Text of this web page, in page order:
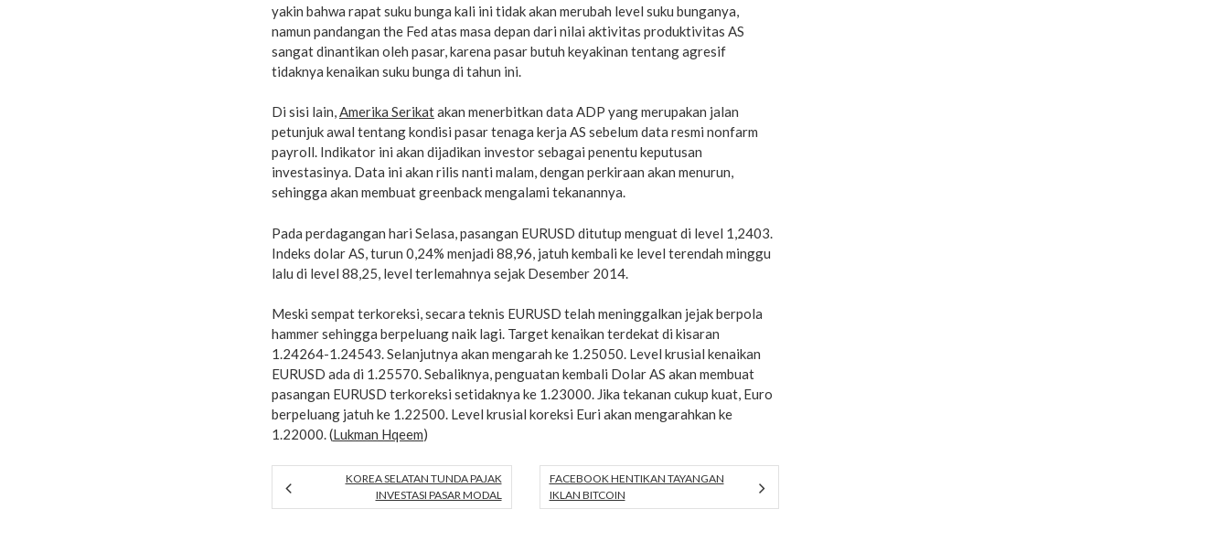
yakin bahwa rapat suku bunga kali ini tidak akan merubah level suku bunganya,
namun pandangan the Fed atas masa depan dari nilai aktivitas produktivitas AS
sangat dinantikan oleh pasar, karena pasar butuh keyakinan tentang agresif
tidaknya kenaikan suku bunga di tahun ini.
Di sisi lain,Amerika Serikatakan menerbitkan data ADP yang merupakan jalan
petunjuk awal tentang kondisi pasar tenaga kerja AS sebelum data resmi nonfarm
payroll. Indikator ini akan dijadikan investor sebagai penentu keputusan
investasinya. Data ini akan rilis nanti malam, dengan perkiraan akan menurun,
sehingga akan membuat greenback mengalami tekanannya.
Pada perdagangan hari Selasa, pasangan EURUSD ditutup menguat di level 1,2403.
Indeks dolar AS, turun 0,24% menjadi 88,96, jatuh kembali ke level terendah minggu
lalu di level 88,25, level terlemahnya sejak Desember 2014.
Meski sempat terkoreksi, secara teknis EURUSD telah meninggalkan jejak berpola
hammer sehingga berpeluang naik lagi. Target kenaikan terdekat di kisaran
1.24264-1.24543. Selanjutnya akan mengarah ke 1.25050. Level krusial kenaikan
EURUSD ada di 1.25570. Sebaliknya, penguatan kembali Dolar AS akan membuat
pasangan EURUSD terkoreksi setidaknya ke 1.23000. Jika tekanan cukup kuat, Euro
berpeluang jatuh ke 1.22500. Level krusial koreksi Euri akan mengarahkan ke
1.22000. (Lukman Hqeem)
KOREA SELATAN TUNDA PAJAK
INVESTASI PASAR MODAL
FACEBOOK HENTIKAN TAYANGAN
IKLAN BITCOIN